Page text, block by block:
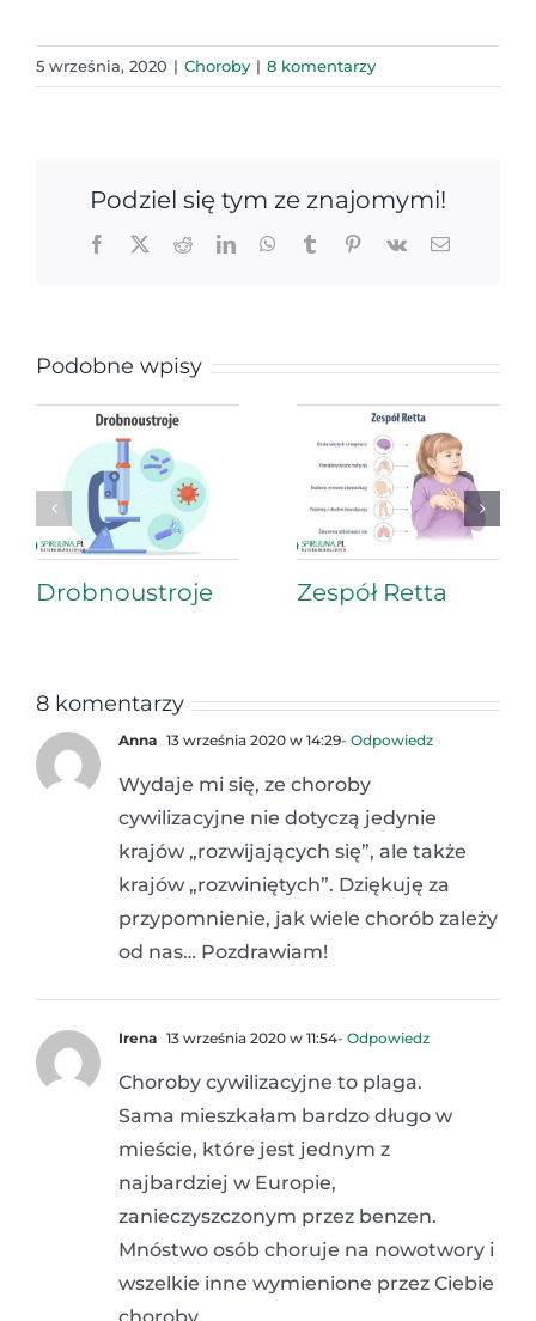
5 września, 2020 | Choroby | 8 komentarzy
Podziel się tym ze znajomymi!
Facebook
X RedditLinkedInWhatsApp
TumblrPinterest
Vk Email
Podobne wpisy
Drobnoustroje Zespół Retta
8 komentarzy
Anna 13 września 2020 w 14:29- Odpowiedz
Wydaje mi się, ze choroby
cywilizacyjne nie dotyczą jedynie
krajów „rozwijających się”, ale także
krajów „rozwiniętych”. Dziękuję za
przypomnienie, jak wiele chorób zależy
od nas… Pozdrawiam!
Irena 13 września 2020 w 11:54- Odpowiedz
Choroby cywilizacyjne to plaga.
Sama mieszkałam bardzo długo w
mieście, które jest jednym z
najbardziej w Europie,
zanieczyszczonym przez benzen.
Mnóstwo osób choruje na nowotwory i
wszelkie inne wymienione przez Ciebie